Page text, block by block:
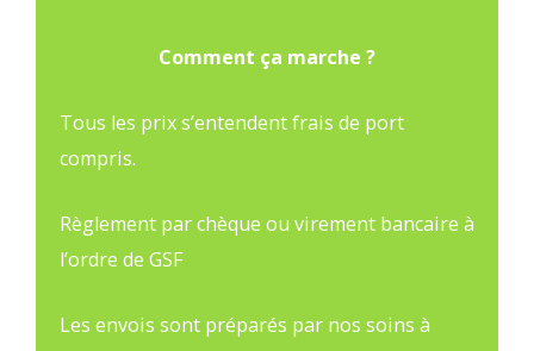
Comment ça marche ?
Tous les prix s’entendent frais de port
compris.
Règlement par chèque ou virement bancaire à
l’ordre de GSF
Les envois sont préparés par nos soins à